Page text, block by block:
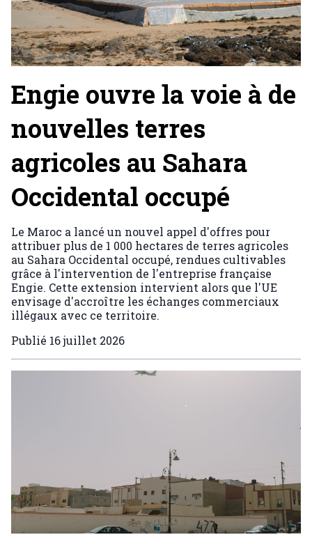
Engie ouvre la voie à de
nouvelles terres
agricoles au Sahara
Occidental occupé
Le Maroc a lancé un nouvel appel d'offres pour
attribuer plus de 1 000 hectares de terres agricoles
au Sahara Occidental occupé, rendues cultivables
grâce à l'intervention de l'entreprise française
Engie. Cette extension intervient alors que l'UE
envisage d'accroître les échanges commerciaux
illégaux avec ce territoire.
Publié 16 juillet 2026